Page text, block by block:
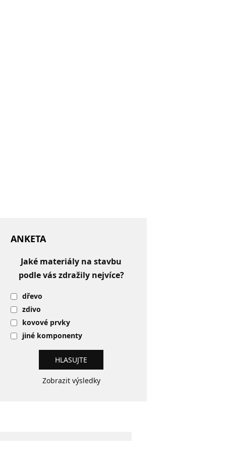
ANKETA
Jaké materiály na stavbu
podle vás zdražily nejvíce?
dřevo
zdivo
kovové prvky
jiné komponenty
Zobrazit výsledky